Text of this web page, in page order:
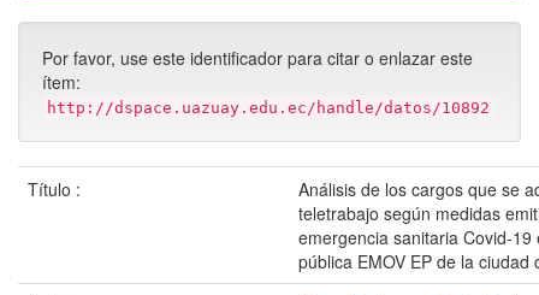
Por favor, use este identificador para citar o enlazar este
ítem:
http://dspace.uazuay.edu.ec/handle/datos/10892
Título :
Análisis de los cargos que se
teletrabajo según medidas
emergencia sanitaria Covid-19
pública EMOV EP de la ciudad